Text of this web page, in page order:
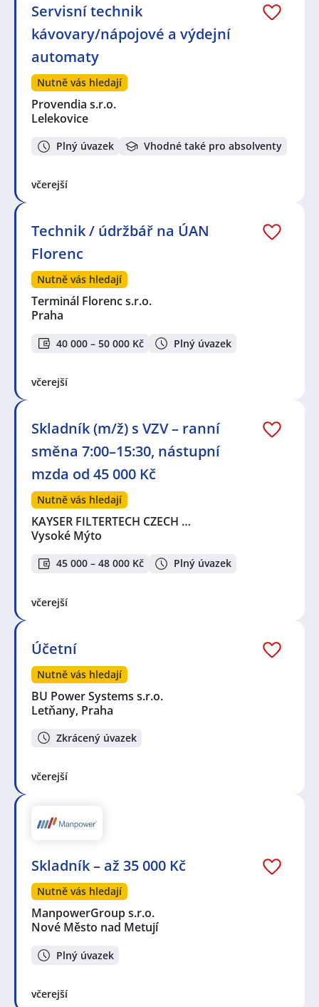
Servisní technik
kávovary/nápojové a výdejní
automaty
Nutně vás hledají
Provendia s.r.o.
Lelekovice
Plný úvazek Vhodné také pro absolventy
včerejší
Technik / údržbář na ÚAN
Florenc
Nutně vás hledají
Terminál Florenc s.r.o.
Praha
40 000 – 50 000 Kč Plný úvazek
včerejší
Skladník (m/ž) s VZV – ranní
směna 7:00–15:30, nástupní
mzda od 45 000 Kč
Nutně vás hledají
KAYSER FILTERTECH CZECH …
Vysoké Mýto
45 000 – 48 000 Kč Plný úvazek
včerejší
Účetní
Nutně vás hledají
BU Power Systems s.r.o.
Letňany, Praha
Zkrácený úvazek
včerejší
Skladník – až 35 000 Kč
Nutně vás hledají
ManpowerGroup s.r.o.
Nové Město nad Metují
Plný úvazek
včerejší